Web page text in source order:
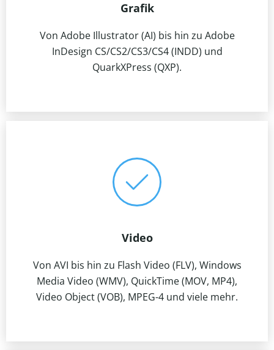
Grafik
Von Adobe Illustrator (AI) bis hin zu Adobe
InDesign CS/CS2/CS3/CS4 (INDD) und
QuarkXPress (QXP).
Video
Von AVI bis hin zu Flash Video (FLV), Windows
Media Video (WMV), QuickTime (MOV, MP4),
Video Object (VOB), MPEG-4 und viele mehr.